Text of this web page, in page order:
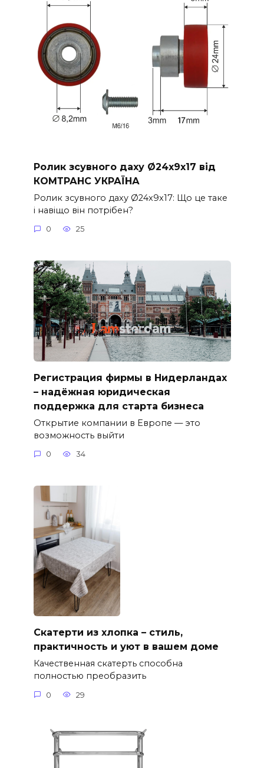
Ролик зсувного даху Ø24x9x17 від
КОМТРАНС УКРАЇНА
Ролик зсувного даху Ø24x9x17: Що це таке
і навіщо він потрібен?
0 25
Регистрация фирмы в Нидерландах
– надёжная юридическая
поддержка для старта бизнеса
Открытие компании в Европе — это
возможность выйти
0 34
Скатерти из хлопка – стиль,
практичность и уют в вашем доме
Качественная скатерть способна
полностью преобразить
0 29